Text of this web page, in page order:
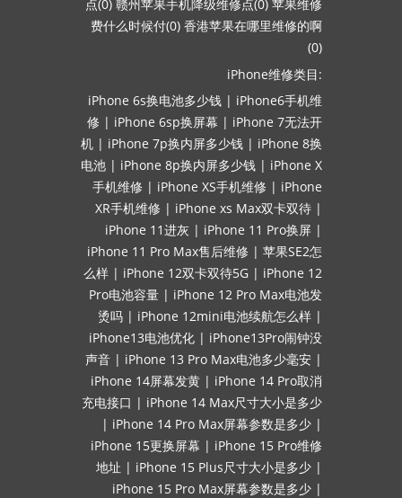
点(0) 赣州苹果手机降级维修点(0) 苹果维修
费什么时候付(0) 香港苹果在哪里维修的啊
(0)
iPhone维修类目:
iPhone 6s换电池多少钱 | iPhone6手机维
修 | iPhone 6sp换屏幕 | iPhone 7无法开
机 | iPhone 7p换内屏多少钱 | iPhone 8换
电池 | iPhone 8p换内屏多少钱 | iPhone X
手机维修 | iPhone XS手机维修 | iPhone
XR手机维修 | iPhone xs Max双卡双待 |
iPhone 11进灰 | iPhone 11 Pro换屏 |
iPhone 11 Pro Max售后维修 | 苹果SE2怎
么样 | iPhone 12双卡双待5G | iPhone 12
Pro电池容量 | iPhone 12 Pro Max电池发
烫吗 | iPhone 12mini电池续航怎么样 |
iPhone13电池优化 | iPhone13Pro闹钟没
声音 | iPhone 13 Pro Max电池多少毫安 |
iPhone 14屏幕发黄 | iPhone 14 Pro取消
充电接口 | iPhone 14 Max尺寸大小是多少
| iPhone 14 Pro Max屏幕参数是多少 |
iPhone 15更换屏幕 | iPhone 15 Pro维修
地址 | iPhone 15 Plus尺寸大小是多少 |
iPhone 15 Pro Max屏幕参数是多少 |